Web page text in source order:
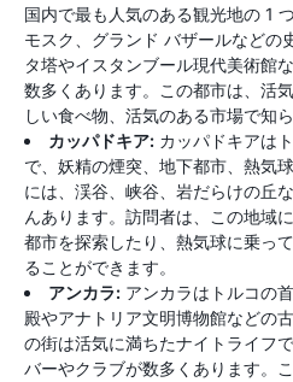
国内で最も人気のある観光地の 1
モスク、グランド バザールなどの
タ塔やイスタンブール現代美術館
数多くあります。この都市は、活
しい食べ物、活気のある市場で知
カッパドキア: カッパドキアは
で、妖精の煙突、地下都市、熱気
には、渓谷、峡谷、岩だらけの丘
んあります。訪問者は、この地域
都市を探索したり、熱気球に乗っ
ることができます。
アンカラ: アンカラはトルコの
殿やアナトリア文明博物館などの
の街は活気に満ちたナイトライフ
バーやクラブが数多くあります。